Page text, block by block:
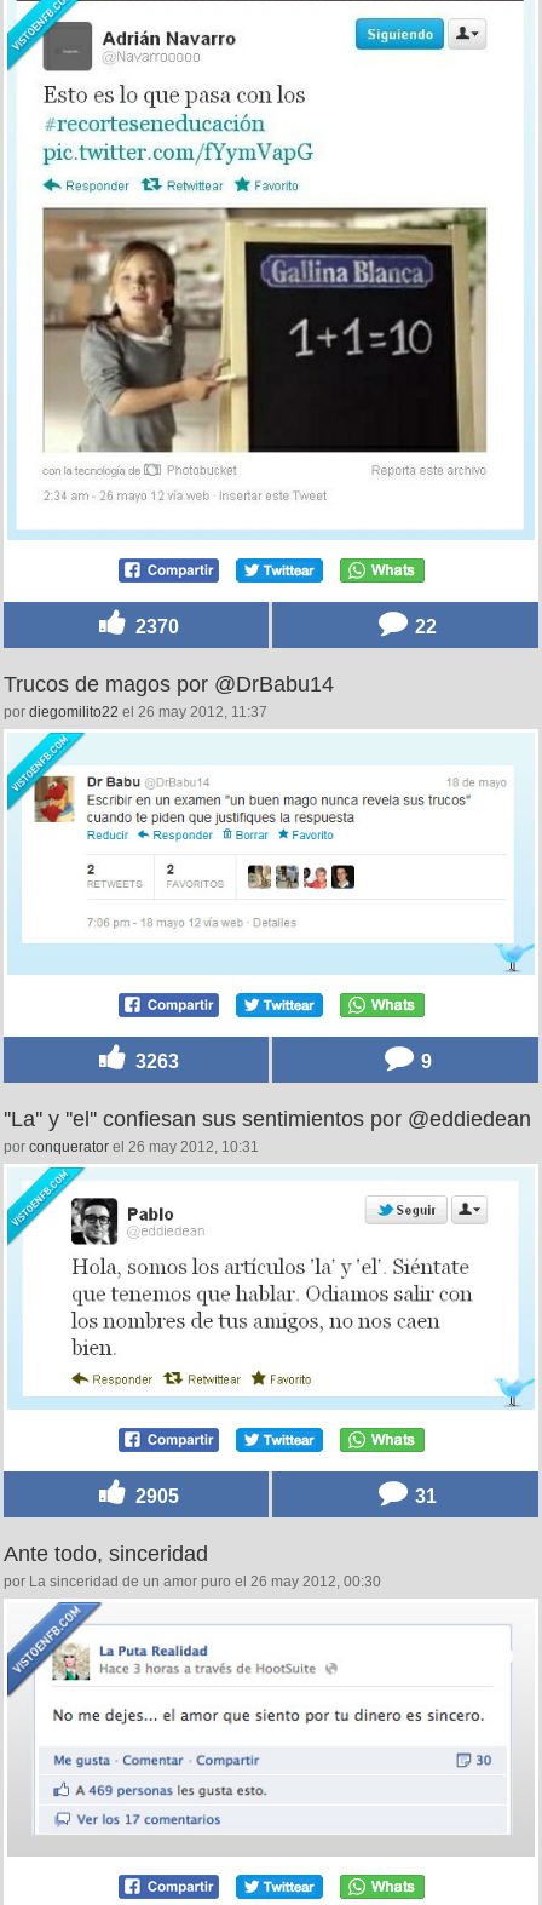
2370 22
Trucos de magos por @DrBabu14
por diegomilito22 el 26 may 2012, 11:37
3263 9
''La'' y ''el'' confiesan sus sentimientos por @eddiedean
por conquerator el 26 may 2012, 10:31
2905 31
Ante todo, sinceridad
por La sinceridad de un amor puro el 26 may 2012, 00:30